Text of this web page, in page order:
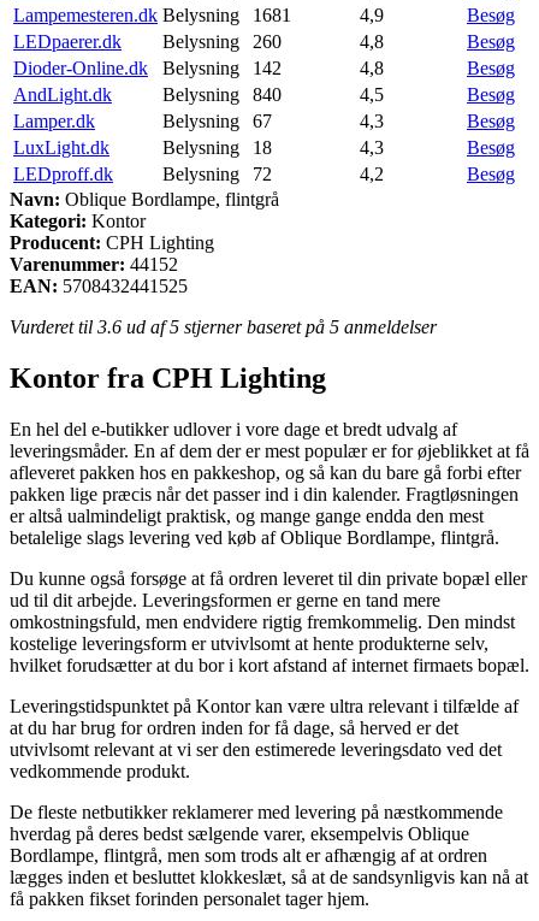
Lampemesteren.dk Belysning 1681 4,9
Besøg
LEDpaerer.dk
Belysning 260 4,8
Besøg
Dioder-Online.dk
Belysning 142 4,8
Besøg
AndLight.dk
Belysning 840 4,5
Besøg
Lamper.dk
Belysning 67 4,3
Besøg
LuxLight.dk
Belysning 18 4,3
Besøg
LEDproff.dk
Belysning 72 4,2
Besøg
Navn: Oblique Bordlampe, flintgrå
Kategori: Kontor
Producent: CPH Lighting
Varenummer: 44152
EAN: 5708432441525
Vurderet til 3.6 ud af 5 stjerner baseret på 5 anmeldelser
Kontor fra CPH Lighting
En hel del e-butikker udlover i vore dage et bredt udvalg af
leveringsmåder. En af dem der er mest populær er for øjeblikket at få
afleveret pakken hos en pakkeshop, og så kan du bare gå forbi efter
pakken lige præcis når det passer ind i din kalender. Fragtløsningen
er altså ualmindeligt praktisk, og mange gange endda den mest
betalelige slags levering ved køb af Oblique Bordlampe, flintgrå.
Du kunne også forsøge at få ordren leveret til din private bopæl eller
ud til dit arbejde. Leveringsformen er gerne en tand mere
omkostningsfuld, men endvidere rigtig fremkommelig. Den mindst
kostelige leveringsform er utvivlsomt at hente produkterne selv,
hvilket forudsætter at du bor i kort afstand af internet firmaets bopæl.
Leveringstidspunktet på Kontor kan være ultra relevant i tilfælde af
at du har brug for ordren inden for få dage, så herved er det
utvivlsomt relevant at vi ser den estimerede leveringsdato ved det
vedkommende produkt.
De fleste netbutikker reklamerer med levering på næstkommende
hverdag på deres bedst sælgende varer, eksempelvis Oblique
Bordlampe, flintgrå, men som trods alt er afhængig af at ordren
lægges inden et besluttet klokkeslæt, så at de sandsynligvis kan nå at
få pakken fikset forinden personalet tager hjem.